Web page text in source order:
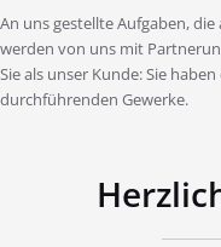
An uns gestellte Aufgaben,
werden von uns mit
Sie als unser Kunde: Sie
durchführenden Gewerke.